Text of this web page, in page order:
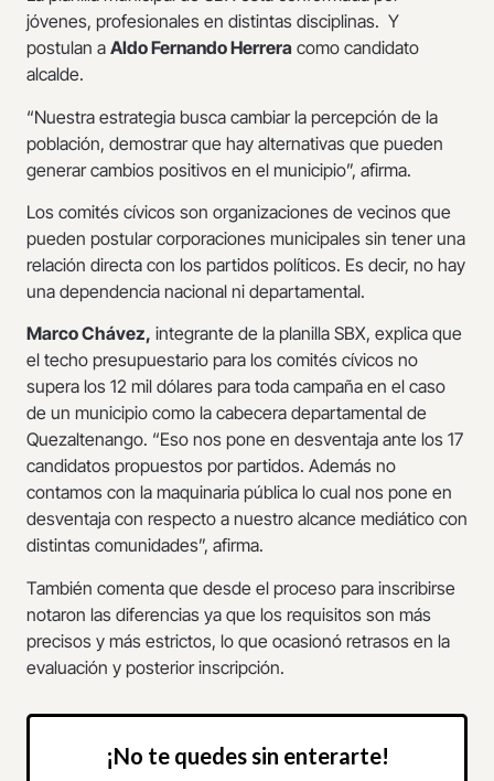
jóvenes, profesionales en distintas disciplinas. Y
postulan a Aldo Fernando Herrera como candidato
alcalde.
“Nuestra estrategia busca cambiar la percepción de la
población, demostrar que hay alternativas que pueden
generar cambios positivos en el municipio”, afirma.
Los comités cívicos son organizaciones de vecinos que
pueden postular corporaciones municipales sin tener una
relación directa con los partidos políticos. Es decir, no hay
una dependencia nacional ni departamental.
Marco Chávez, integrante de la planilla SBX, explica que
el techo presupuestario para los comités cívicos no
supera los 12 mil dólares para toda campaña en el caso
de un municipio como la cabecera departamental de
Quezaltenango. “Eso nos pone en desventaja ante los 17
candidatos propuestos por partidos. Además no
contamos con la maquinaria pública lo cual nos pone en
desventaja con respecto a nuestro alcance mediático con
distintas comunidades”, afirma.
También comenta que desde el proceso para inscribirse
notaron las diferencias ya que los requisitos son más
precisos y más estrictos, lo que ocasionó retrasos en la
evaluación y posterior inscripción.
¡No te quedes sin enterarte!